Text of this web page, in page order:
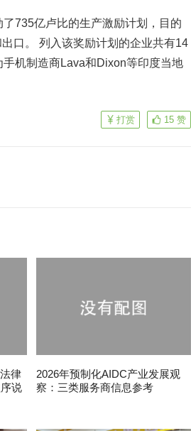
735亿卢比的生产激励计划，目的
口。 列入该奖励计划的企业共有14
机制造商Lava和Dixon等印度当地
15 赞
打赏
律
说
2026年预制化AIDC产业发展观
察：三类服务商信息参考